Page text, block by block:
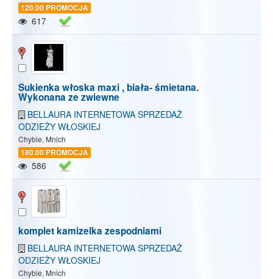
120.00 PROMOCJA
617
Sukienka włoska maxi , biała- śmietana.
Wykonana ze zwiewne
BELLAURA INTERNETOWA SPRZEDAŻ
ODZIEŻY WŁOSKIEJ
Chybie, Mnich
180.00 PROMOCJA
586
komplet kamizelka zespodniami
BELLAURA INTERNETOWA SPRZEDAŻ
ODZIEŻY WŁOSKIEJ
Chybie, Mnich